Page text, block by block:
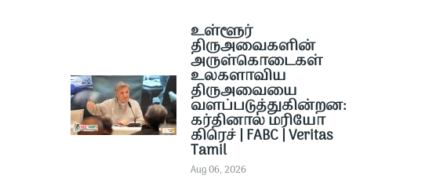
உள்ளூர்
திருஅவைகளின்
அருள்கொடைகள்
உலகளாவிய
திருஅவையை
வளப்படுத்துகின்றன:
கர்தினால் மரியோ
கிரெச் | FABC | Veritas
Tamil
Aug 06, 2026